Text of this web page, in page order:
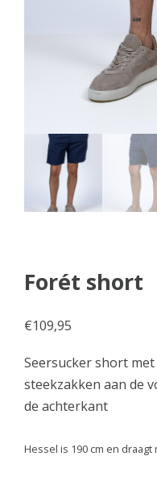
Forét short
€109,95
Seersucker short
steekzakken aan de
de achterkant
Hessel is 190 cm en draagt